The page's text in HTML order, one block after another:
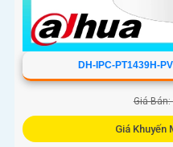
DH-IPC-PT1439H-
Giá
Giá Khuyến